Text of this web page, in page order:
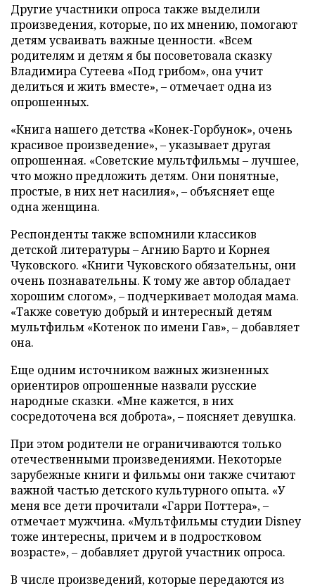
Другие участники опроса также выделили
произведения, которые, по их мнению, помогают
детям усваивать важные ценности. «Всем
родителям и детям я бы посоветовала сказку
Владимира Сутеева «Под грибом», она учит
делиться и жить вместе», – отмечает одна из
опрошенных.
«Книга нашего детства «Конек-Горбунок», очень
красивое произведение», – указывает другая
опрошенная. «Советские мультфильмы – лучшее,
что можно предложить детям. Они понятные,
простые, в них нет насилия», – объясняет еще
одна женщина.
Респонденты также вспомнили классиков
детской литературы – Агнию Барто и Корнея
Чуковского. «Книги Чуковского обязательны, они
очень познавательны. К тому же автор обладает
хорошим слогом», – подчеркивает молодая мама.
«Также советую добрый и интересный детям
мультфильм «Котенок по имени Гав», – добавляет
она.
Еще одним источником важных жизненных
ориентиров опрошенные назвали русские
народные сказки. «Мне кажется, в них
сосредоточена вся доброта», – поясняет девушка.
При этом родители не ограничиваются только
отечественными произведениями. Некоторые
зарубежные книги и фильмы они также считают
важной частью детского культурного опыта. «У
меня все дети прочитали «Гарри Поттера», –
отмечает мужчина. «Мультфильмы студии Disney
тоже интересны, причем и в подростковом
возрасте», – добавляет другой участник опроса.
В числе произведений, которые передаются из